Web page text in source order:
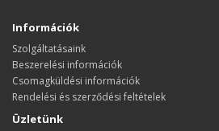
Információk
Szolgáltatásaink
Beszerelési információk
Csomagküldési információk
Rendelési és szerződési feltételek
Üzletünk